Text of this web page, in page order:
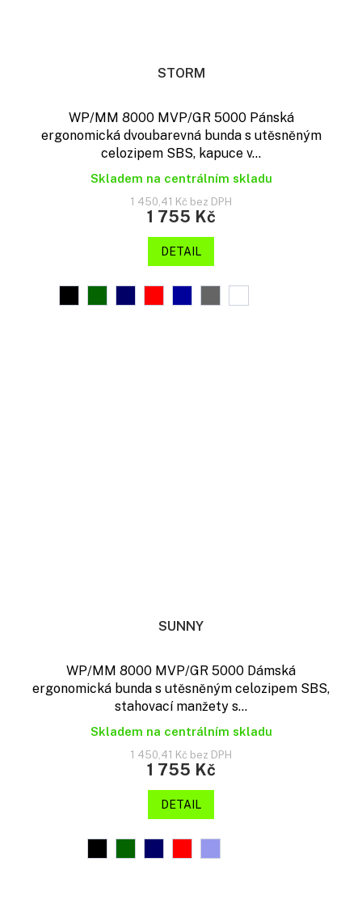
STORM
WP/MM 8000 MVP/GR 5000 Pánská
ergonomická dvoubarevná bunda s utěsněným
celozipem SBS, kapuce v...
Skladem na centrálním skladu
1 450,41 Kč bez DPH
1 755 Kč
DETAIL
SUNNY
WP/MM 8000 MVP/GR 5000 Dámská
ergonomická bunda s utěsněným celozipem SBS,
stahovací manžety s...
Skladem na centrálním skladu
1 450,41 Kč bez DPH
1 755 Kč
DETAIL